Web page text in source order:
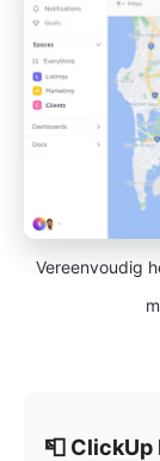
Vereenvoudig
📮 ClickUp